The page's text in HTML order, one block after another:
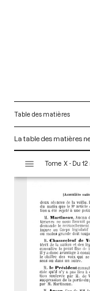
Table des matières
La table des matières
s
Tome X - Du